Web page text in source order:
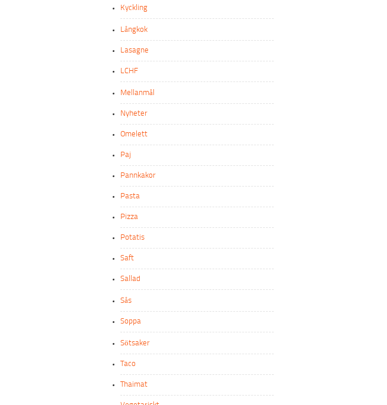
Kyckling
Långkok
Lasagne
LCHF
Mellanmål
Nyheter
Omelett
Paj
Pannkakor
Pasta
Pizza
Potatis
Saft
Sallad
Sås
Soppa
Sötsaker
Taco
Thaimat